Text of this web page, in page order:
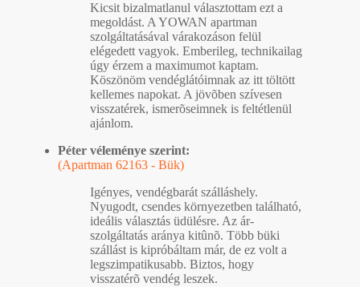
Kicsit bizalmatlanul választottam ezt a
megoldást. A YOWAN apartman
szolgáltatásával várakozáson felül
elégedett vagyok. Emberileg, technikailag
úgy érzem a maximumot kaptam.
Köszönöm vendéglátóimnak az itt töltött
kellemes napokat. A jövõben szívesen
visszatérek, ismerõseimnek is feltétlenül
ajánlom.
Péter véleménye szerint:
(Apartman 62163 - Bük)
Igényes, vendégbarát szálláshely.
Nyugodt, csendes környezetben található,
ideális választás üdülésre. Az ár-
szolgáltatás aránya kitûnõ. Több büki
szállást is kipróbáltam már, de ez volt a
legszimpatikusabb. Biztos, hogy
visszatérõ vendég leszek.